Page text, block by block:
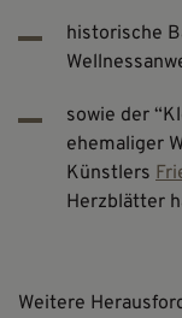
historische
sowie der
ehemaliger
Künstlers
Herzblätter
Weitere